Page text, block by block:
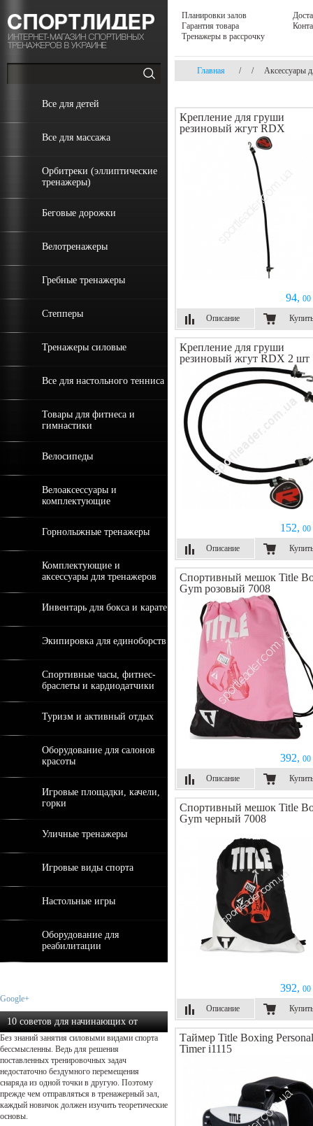
Все для детей
Все для массажа
Орбитреки (эллиптические
тренажеры)
Беговые дорожки
Велотренажеры
Гребные тренажеры
Степперы
Тренажеры силовые
Все для настольного тенниса
Товары для фитнеса и
гимнастики
Велосипеды
Велоаксессуары и
комплектующие
Горнолыжные тренажеры
Комплектующие и
аксессуары для тренажеров
Инвентарь для бокса и карате
Экипировка для единоборств
Спортивные часы, фитнес-
браслеты и кардиодатчики
Туризм и активный отдых
Оборудование для салонов
красоты
Игровые площадки, качели,
горки
Уличные тренажеры
Игровые виды спорта
Настольные игры
Оборудование для
реабилитации
Google+
10 советов для начинающих от
экспертов в силовом тренин...
Без знаний занятия силовыми видами спорта
бессмысленны. Ведь для решения
поставленных тренировочных задач
недостаточно бездумного перемещения
снаряда из одной точки в другую. Поэтому
прежде чем отправляться в тренажерный зал,
каждый новичок должен изучить теоретические
основы.
Планировки залов
Гарантия товара
Тренажеры в рассрочку
Главная / / Аксессуары
Крепление для груши
резиновый жгут RDX
94, 00
Описание
Купить
Крепление для груши
резиновый жгут RDX 2 шт
152, 00
Описание
Купить
Спортивный мешок Title
Gym розовый 7008
392, 00
Описание
Купить
Спортивный мешок Title
Gym черный 7008
392, 00
Описание
Купить
Таймер Title Boxing Personal
Timer i1115